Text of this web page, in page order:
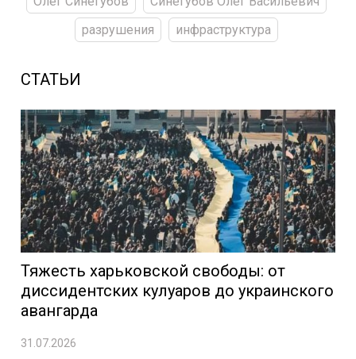
разрушения
инфраструктура
СТАТЬИ
Тяжесть харьковской свободы: от
диссидентских кулуаров до украинского
авангарда
31.07.2026